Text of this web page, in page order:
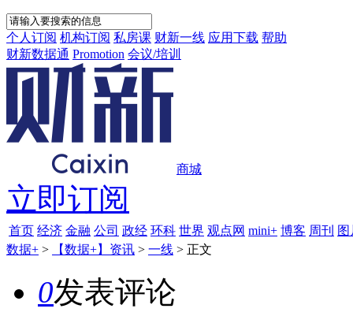
个人订阅 机构订阅 私房课 财新一线 应用下载 帮助
财新数据通 Promotion 会议/培训
商城
立即订阅
首页 经济 金融 公司 政经 环科 世界 观点网 mini+ 博客 周刊 图
数据+ > 【数据+】资讯 > 一线 > 正文
0发表评论